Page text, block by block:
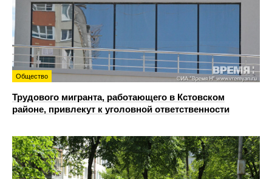
Общество
Трудового мигранта, работающего в Кстовском
районе, привлекут к уголовной ответственности